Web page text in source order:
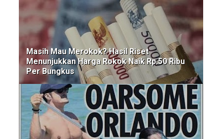
Masih Mau Merokok? Hasil Riset
Menunjukkan Harga Rokok Naik Rp.50 Ribu
Per Bungkus